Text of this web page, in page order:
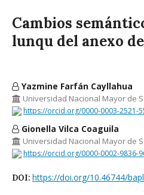
Cambios
lunqu del anexo
Yazmine Farfán Cayllahua
Universidad Nacional Mayor de
https://orcid.org/0000-0003-2521-
Gionella Vilca Coaguila
Universidad Nacional Mayor de
https://orcid.org/0000-0002-9836-
DOI: https://doi.org/10.46744/